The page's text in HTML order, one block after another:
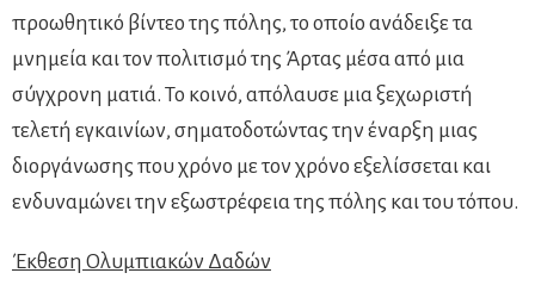
προωθητικό βίντεο της πόλης, το οποίο ανάδειξε τα
μνημεία και τον πολιτισμό της Άρτας μέσα από μια
σύγχρονη ματιά. Το κοινό, απόλαυσε μια ξεχωριστή
τελετή εγκαινίων, σηματοδοτώντας την έναρξη μιας
διοργάνωσης που χρόνο με τον χρόνο εξελίσσεται και
ενδυναμώνει την εξωστρέφεια της πόλης και του τόπου.
Έκθεση Ολυμπιακών Δαδών